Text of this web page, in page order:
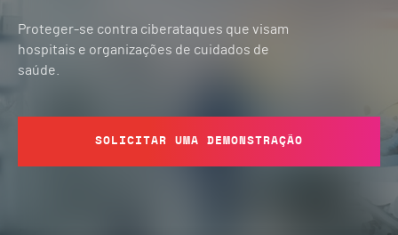
Proteger-se contra ciberataques que visam
hospitais e organizações de cuidados de
saúde.
SOLICITAR UMA DEMONSTRAÇÃO